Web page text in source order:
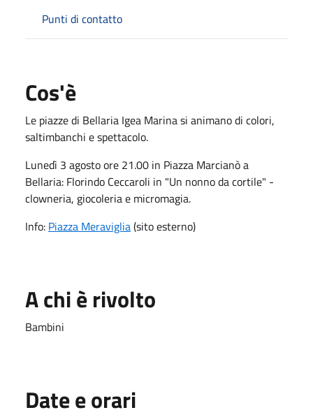
Punti di contatto
Cos'è
Le piazze di Bellaria Igea Marina si animano di colori,
saltimbanchi e spettacolo.
Lunedì 3 agosto ore 21.00 in Piazza Marcianò a
Bellaria: Florindo Ceccaroli in "Un nonno da cortile" -
clowneria, giocoleria e micromagia.
Info: Piazza Meraviglia(sito esterno)
A chi è rivolto
Bambini
Date e orari